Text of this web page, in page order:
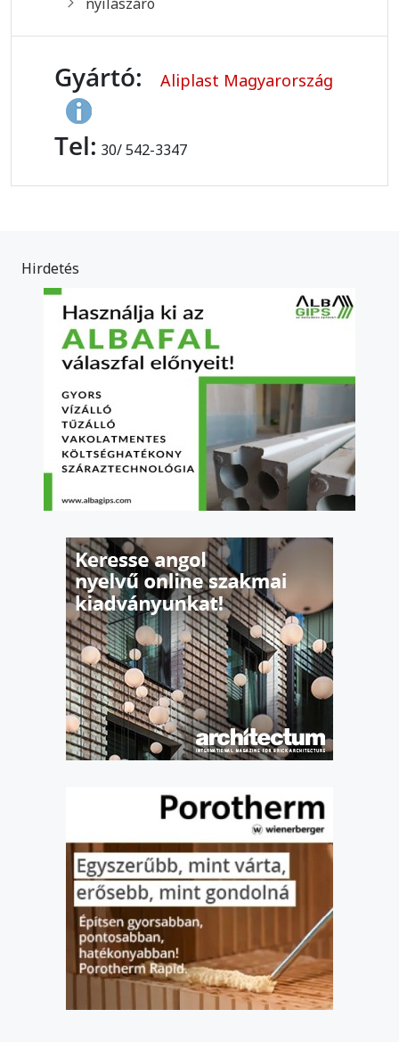
Gyártó: Aliplast Magyarország
Tel: 30/ 542-3347
Hirdetés